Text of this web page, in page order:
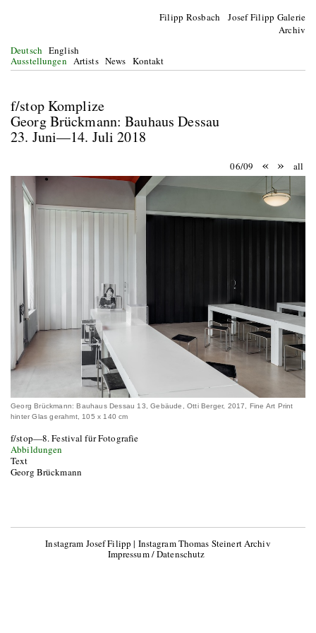
Filipp Rosbach Josef Filipp Galerie
Archiv
Deutsch English
Ausstellungen Artists News Kontakt
f/stop Komplize
Georg Brückmann: Bauhaus Dessau
23. Juni—14. Juli 2018
06/09 « » all
Georg Brückmann: Bauhaus Dessau 13, Gebäude, Otti Berger, 2017, Fine Art Print
hinter Glas gerahmt, 105 x 140 cm
f/stop—8. Festival für Fotografie
Abbildungen
Text
Georg Brückmann
Instagram Josef Filipp | Instagram Thomas Steinert Archiv
Impressum / Datenschutz